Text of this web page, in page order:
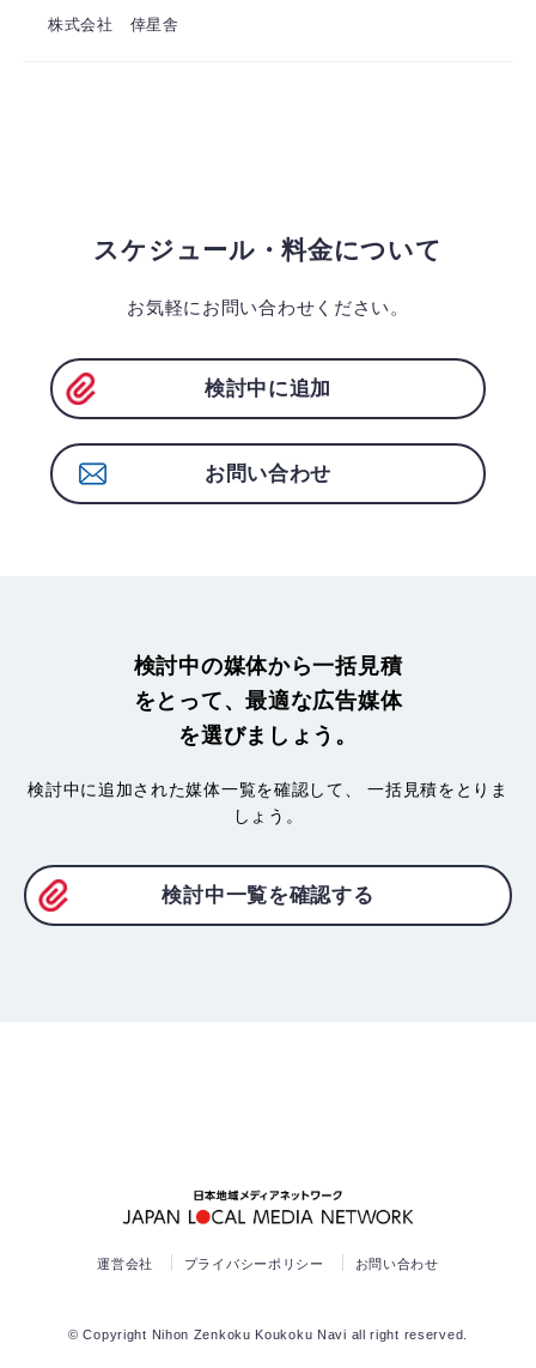
株式会社 倖星舎
スケジュール・料金について
お気軽にお問い合わせください。
検討中に追加
お問い合わせ
検討中の媒体から一括見積
をとって、最適な広告媒体
を選びましょう。
検討中に追加された媒体一覧を確認して、
一括見積をとりま
しょう。
検討中一覧を確認する
運営会社 プライバシーポリシー お問い合わせ
© Copyright Nihon Zenkoku Koukoku Navi all right reserved.